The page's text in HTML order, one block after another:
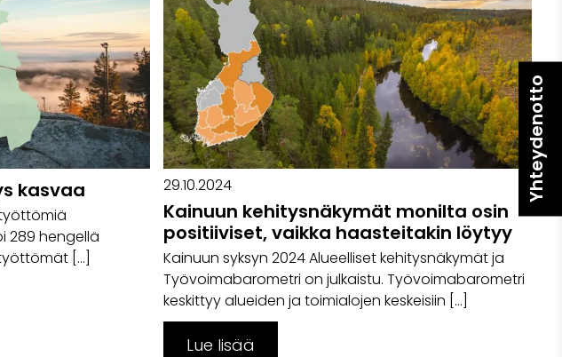
kasvaa
289 hengellä
[…]
29.10.2024
Kainuun kehitysnäkymät monilta osin
positiiviset, vaikka haasteitakin löytyy
Kainuun syksyn 2024 Alueelliset kehitysnäkymät ja
Työvoimabarometri on julkaistu. Työvoimabarometri
keskittyy alueiden ja toimialojen keskeisiin […]
Lue lisää
Yhteydenotto